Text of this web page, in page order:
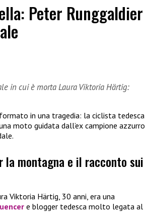
Peter Runggaldier
in cui è morta Laura Viktoria Härtig:
in una tragedia: la ciclista tedesca
moto guidata dall’ex campione azzurro
la montagna e il racconto sui
Viktoria Härtig, 30 anni, era una
e blogger tedesca molto legata al